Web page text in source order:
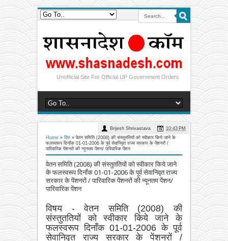
Unofficial Site For Official UP Government Orders
Home » वित्त » वेतन समिति (2008) की संस्तुततियों को स्वीकार किये जाने के
फलस्वरूप दिनॉंक 01-01-2006 के पूर्व सेवानिवृत राज्य सरकार के पेंशनरों /
पारिवारिक पेंशनरों की न्‍यूनतम पेंशन/ पारिवारिक पेंशन
वेतन समिति (2008) की संस्तुततियों को स्वीकार किये जाने
के फलस्वरूप दिनॉंक 01-01-2006 के पूर्व सेवानिवृत राज्य
सरकार के पेंशनरों / पारिवारिक पेंशनरों की न्‍यूनतम पेंशन/
पारिवारिक पेंशन
Brijesh Shrivastava 10:43 PM
विषय -वेतन समिति (2008) की
संस्तुततियों को स्वीकार किये जाने के
फलस्वरूप दिनॉंक 01-01-2006 के पूर्व
सेवानिवृत राज्य सरकार के पेंशनरों /